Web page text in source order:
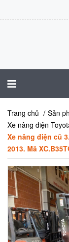
Trang chủ Sản
Xe nâng điện
Xe nâng điện cũ
2013. Mã